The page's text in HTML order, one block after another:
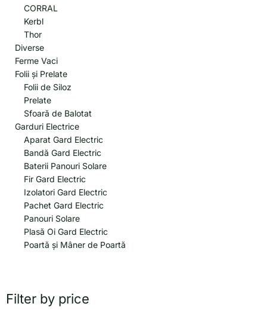
CORRAL
Kerbl
Thor
Diverse
Ferme Vaci
Folii și Prelate
Folii de Siloz
Prelate
Sfoară de Balotat
Garduri Electrice
Aparat Gard Electric
Bandă Gard Electric
Baterii Panouri Solare
Fir Gard Electric
Izolatori Gard Electric
Pachet Gard Electric
Panouri Solare
Plasă Oi Gard Electric
Poartă și Mâner de Poartă
Filter by price